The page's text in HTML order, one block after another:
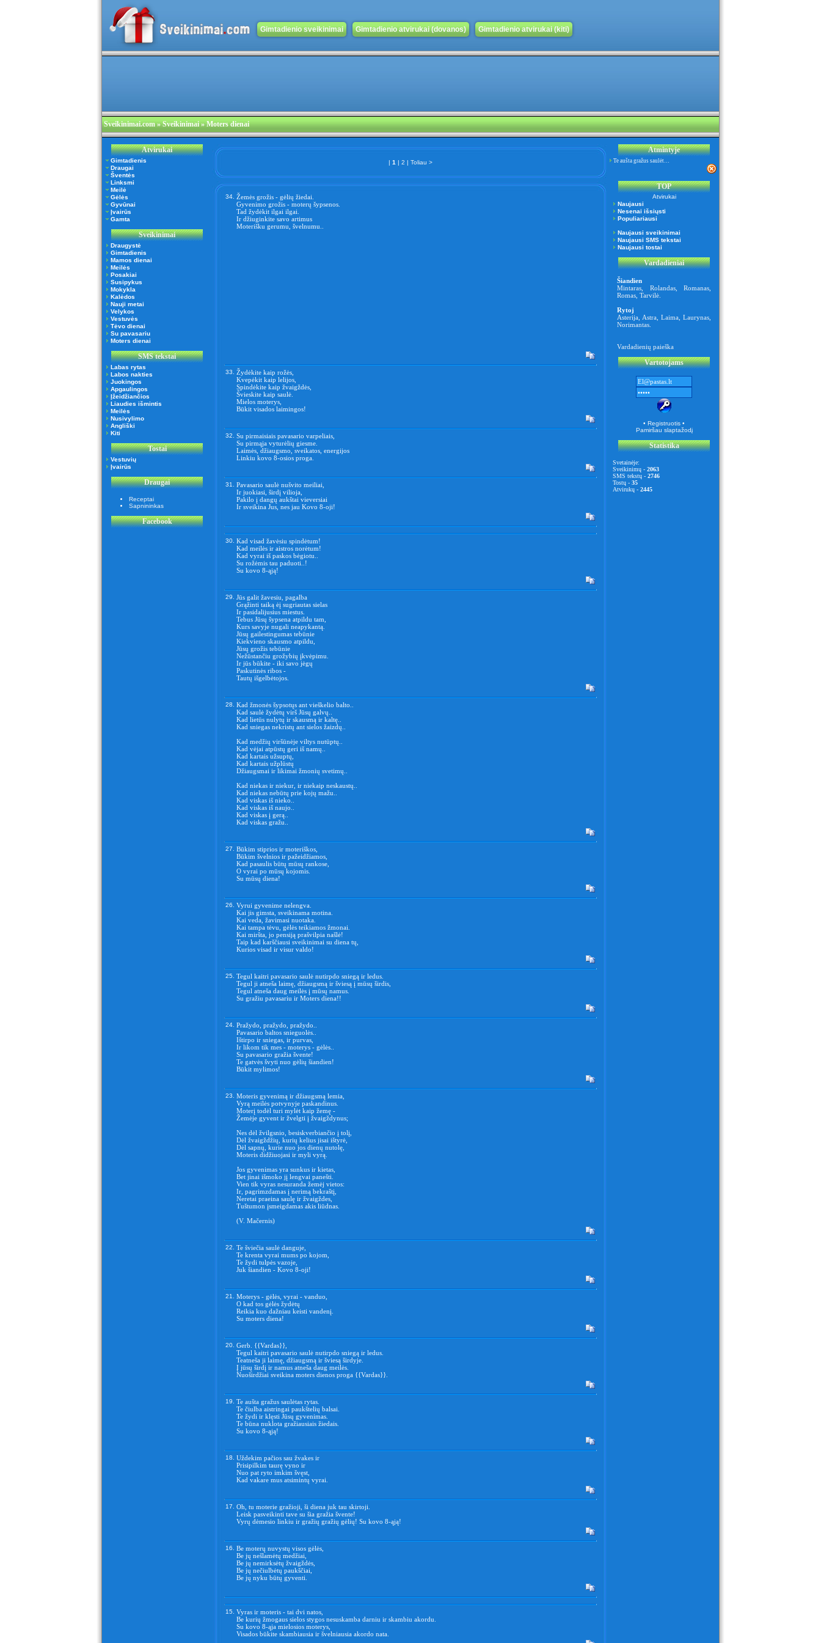
Gimtadienio sveikinimai Gimtadienio atvirukai (dovanos) Gimtadienio atvirukai (kiti)
Sveikinimai.com» Sveikinimai » Moters dienai
Atvirukai
Gimtadienis
Draugai
Šventės
Linksmi
Meilė
Gėlės
Gyvūnai
Įvairūs
Gamta
Sveikinimai
Draugystė
Gimtadienis
Mamos dienai
Meilės
Posakiai
Susipykus
Mokykla
Kalėdos
Nauji metai
Velykos
Vestuvės
Tėvo dienai
Su pavasariu
Moters dienai
SMS tekstai
Labas rytas
Labos nakties
Juokingos
Apgaulingos
Įžeidžiančios
Liaudies išmintis
Meilės
Nusivylimo
Angliški
Kiti
Tostai
Vestuvių
Įvairūs
Draugai
Receptai
Sapnininkas
Facebook
| 1 | 2 | Toliau >
34. Žemės grožis - gėlių žiedai.
Gyvenimo grožis - moterų šypsenos.
Tad žydėkit ilgai ilgai.
Ir džiuginkite savo artimus
Moterišku gerumu, švelnumu..
33. Žydėkite kaip rožės,
Kvepėkit kaip lelijos,
Spindėkite kaip žvaigždės,
Švieskite kaip saulė.
Mielos moterys,
Būkit visados laimingos!
32. Su pirmaisiais pavasario varpeliais,
Su pirmąja vyturėlių giesme.
Laimės, džiaugsmo, sveikatos, energijos
Linkiu kovo 8-osios proga.
31. Pavasario saulė nušvito meiliai,
Ir juokiasi, širdį vilioja,
Pakilo į dangų aukštai vieversiai
Ir sveikina Jus, nes jau Kovo 8-oji!
30. Kad visad žavėsiu spindėtum!
Kad meilės ir aistros norėtum!
Kad vyrai iš paskos bėgiotu..
Su rožėmis tau paduoti..!
Su kovo 8-ąją!
29. Jūs galit žavesiu, pagalba
Grąžinti taiką ėį sugriautas sielas
Ir pasidalijusius miestus.
Tebus Jūsų šypsena atpildu tam,
Kurs savyje nugali neapykantą.
Jūsų gailestingumas tebūnie
Kiekvieno skausmo atpildu,
Jūsų grožis tebūnie
Nežūstančiu grožybių įkvėpimu.
Ir jūs būkite - iki savo jėgų
Paskutinės ribos -
Tautų išgelbėtojos.
28. Kad žmonės šypsotųs ant vieškelio balto..
Kad saulė žydėtų virš Jūsų galvų..
Kad lietūs nulytų ir skausmą ir kaltę..
Kad sniegas nekristų ant sielos žaizdų..
Kad medžių viršūnėje viltys nutūptų..
Kad vėjai atpūstų geri iš namų..
Kad kartais užsuptų,
Kad kartais užplūstų
Džiaugsmai ir likimai žmonių svetimų..
Kad niekas ir niekur, ir niekaip neskaustų..
Kad niekas nebūtų prie kojų mažu..
Kad viskas iš nieko..
Kad viskas iš naujo..
Kad viskas į gerą..
Kad viskas gražu..
27. Būkim stiprios ir moteriškos,
Būkim švelnios ir pažeidžiamos,
Kad pasaulis būtų mūsų rankose,
O vyrai po mūsų kojomis.
Su mūsų diena!
26. Vyrui gyvenime nelengva.
Kai jis gimsta, sveikinama motina.
Kai veda, žavimasi nuotaka.
Kai tampa tėvu, gėlės teikiamos žmonai.
Kai miršta, jo pensiją prašvilpia našlė!
Taip kad karščiausi sveikinimai su diena tų,
Kurios visad ir visur valdo!
25. Tegul kaitri pavasario saulė nutirpdo sniegą ir ledus.
Tegul ji atneša laimę, džiaugsmą ir šviesą į mūsų širdis,
Tegul atneša daug meilės į mūsų namus.
Su gražiu pavasariu ir Moters diena!!
24. Pražydo, pražydo, pražydo..
Pavasario baltos snieguolės..
Ištirpo ir sniegas, ir purvas,
Ir likom tik mes - moterys - gėlės..
Su pavasario gražia švente!
Te gatvės švyti nuo gėlių šiandien!
Būkit mylimos!
23. Moteris gyvenimą ir džiaugsmą lemia,
Vyrą meilės potvynyje paskandinus.
Moterį todėl turi mylėt kaip žemę -
Žemėje gyvent ir žvelgti į žvaigždynus;
Nes dėl žvilgsnio, besiskverbiančio į tolį,
Dėl žvaigždžių, kurių kelius jisai ištyrė,
Dėl sapnų, kurie nuo jos dienų nutolę,
Moteris didžiuojasi ir myli vyrą.
Jos gyvenimas yra sunkus ir kietas,
Bet jinai išmoko jį lengvai panešti.
Vien tik vyras nesuranda žemėj vietos:
Ir, pagrimzdamas į nerimą bekraštį,
Neretai praeina saulę ir žvaigždes,
Tuštumon įsmeigdamas akis liūdnas.
(V. Mačernis)
22. Te šviečia saulė danguje,
Te krenta vyrai mums po kojom,
Te žydi tulpės vazoje,
Juk šiandien - Kovo 8-oji!
21. Moterys - gėlės, vyrai - vanduo,
O kad tos gėlės žydėtų
Reikia kuo dažniau keisti vandenį.
Su moters diena!
20. Gerb. {{Vardas}},
Tegul kaitri pavasario saulė nutirpdo sniegą ir ledus.
Teatneša ji laimę, džiaugsmą ir šviesą širdyje.
Į jūsų širdį ir namus atneša daug meilės.
Nuoširdžiai sveikina moters dienos proga {{Vardas}}.
19. Te aušta gražus saulėtas rytas.
Te čiulba aistringai paukštelių balsai.
Te žydi ir klęsti Jūsų gyvenimas.
Te būna nuklota gražiausiais žiedais.
Su kovo 8-ąją!
18. Uždekim pačios sau žvakes ir
Prisipilkim taurę vyno ir
Nuo pat ryto imkim švęst,
Kad vakare mus atsimintų vyrai.
17. Oh, tu moterie gražioji, ši diena juk tau skirtoji.
Leisk pasveikinti tave su šia gražia švente!
Vyrų dėmesio linkiu ir gražių gražių gėlių! Su kovo 8-ąją!
16. Be moterų nuvystų visos gėlės,
Be jų nešlamėtų medžiai,
Be jų nemirksėtų žvaigždės,
Be jų nečiulbėtų paukščiai,
Be jų nyku būtų gyventi.
15. Vyras ir moteris - tai dvi natos,
Be kurių žmogaus sielos stygos nesuskamba darniu ir skambiu akordu.
Su kovo 8-ąja mielosios moterys,
Visados būkite skambiausia ir švelniausia akordo nata.
Atmintyje
Te aušta gražus saulėt…
TOP
Atvirukai
Naujausi
Nesenai išsiųsti
Populiariausi
Naujausi sveikinimai
Naujausi SMS tekstai
Naujausi tostai
Vardadieniai
Šiandien
Mintaras, Rolandas,Romanas
Romas, Tarvilė.
Rytoj
Asterija, Astra,Laima ,Laurynas
Norimantas.
Vardadienių paieška
Vartotojams
• Registruotis •
Pamiršau slaptažodį
Statistika
Svetainėje:
Sveikinimų - 2063
SMS tekstų - 2746
Tostų - 35
Atvirukų - 2445